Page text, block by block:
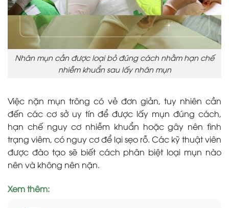
Nhân mụn cần được loại bỏ đúng cách nhằm hạn chế
nhiễm khuẩn sau lấy nhân mụn
Việc nặn mụn trông có vẻ đơn giản, tuy nhiên cần
đến các cơ sở uy tín để được lấy mụn đúng cách,
hạn chế nguy cơ nhiễm khuẩn hoặc gây nên tình
trạng viêm, có nguy cơ để lại sẹo rỗ. Các kỹ thuật viên
được đào tạo sẽ biết cách phân biệt loại mụn nào
nên và không nên nặn.
Xem thêm: